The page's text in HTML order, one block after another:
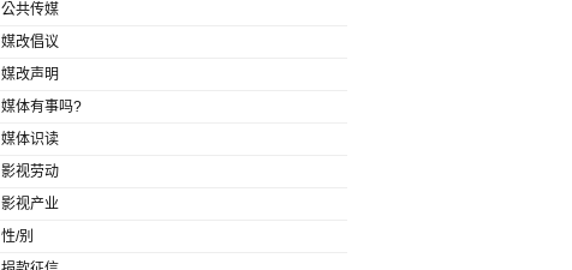
公共传媒
媒改倡议
媒改声明
媒体有事吗?
媒体识读
影视劳动
影视产业
性/别